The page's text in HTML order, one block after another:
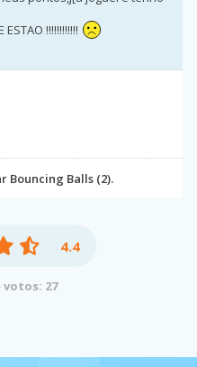
!!!!!!!!!!!!
Bouncing Balls (2).
4.4
votos: 27